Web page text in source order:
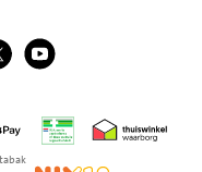
Twitter
Jumbo YouTube
Express
Pay Thuiswinkel
NIX18